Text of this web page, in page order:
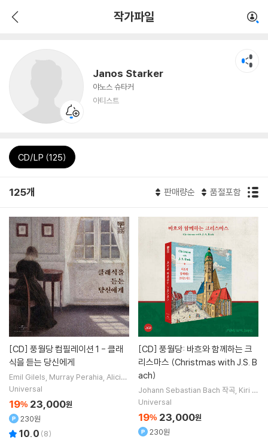
작가파일
Janos Starker
야노스 슈타커
아티스트
CD/LP (125)
125개 판매량순 품절포함
[CD] 풍월당 컴필레이션 1 - 클래
식을 듣는 당신에게
Emil Gilels Murray Perahia Alicia
de Larrocha
Universal
19% 23,000원
230원
10.0 (8)
[CD] 풍월당: 바흐와 함께하는 크
리스마스 (Christmas with J.S. B
ach)
Johann Sebastian Bach 작곡 Kiri T
e Kanawa
Universal
19% 23,000원
230원